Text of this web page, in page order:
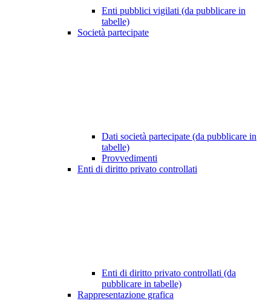
Enti pubblici vigilati (da pubblicare in
tabelle)
Società partecipate
Dati società partecipate (da pubblicare in
tabelle)
Provvedimenti
Enti di diritto privato controllati
Enti di diritto privato controllati (da
pubblicare in tabelle)
Rappresentazione grafica